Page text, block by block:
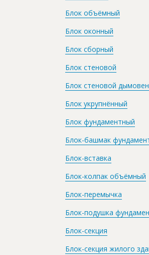
Блок объёмный
Блок оконный
Блок сборный
Блок стеновой
Блок стеновой
Блок укрупнённый
Блок фундаментный
Блок-башмак
Блок-вставка
Блок-колпак объёмный
Блок-перемычка
Блок-подушка
Блок-секция
Блок-секция жилого